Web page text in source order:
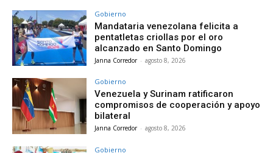
Gobierno
Mandataria venezolana felicita a
pentatletas criollas por el oro
alcanzado en Santo Domingo
Janna Corredor - agosto 8, 2026
Gobierno
Venezuela y Surinam ratificaron
compromisos de cooperación y apoyo
bilateral
Janna Corredor - agosto 8, 2026
Gobierno